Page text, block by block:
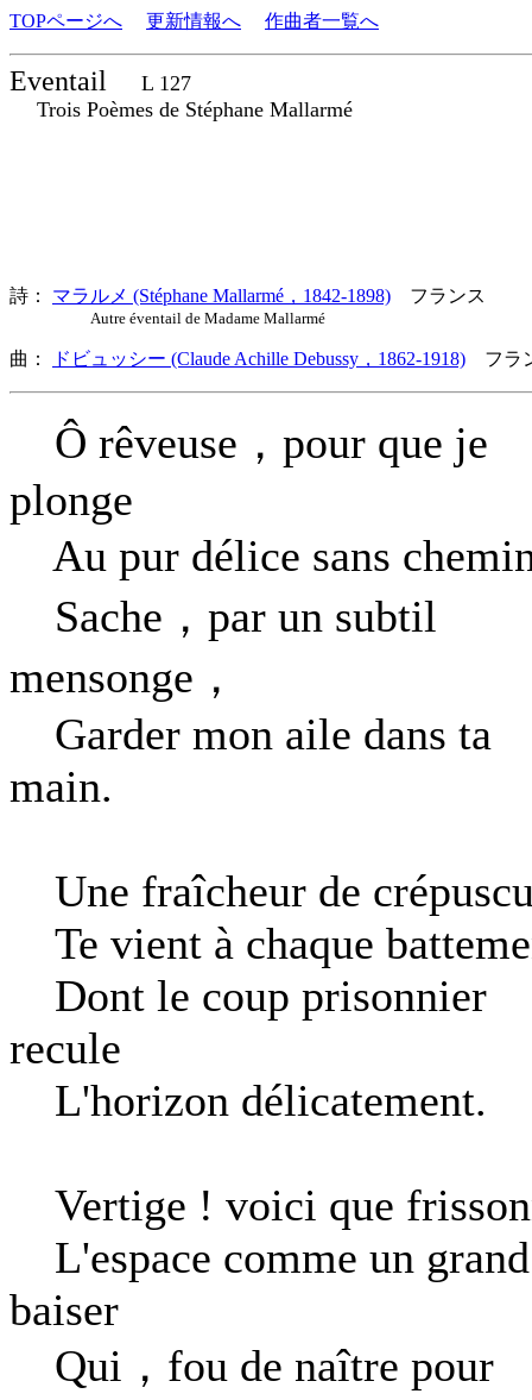
TOPページへ 更新情報へ 作曲者一覧へ
Eventail
L 127
Trois Poèmes de Stéphane Mallarmé
詩： マラルメ (Stéphane Mallarmé，1842-1898) フランス
Autre éventail de Madame Mallarmé
曲： ドビュッシー (Claude Achille Debussy，1862-1918) フラ
Ô rêveuse，pour que je
plonge
Au pur délice sans
Sache，par un subtil
mensonge，
Garder mon aile dans ta
main.
Une fraîcheur de
Te vient à chaque
Dont le coup prisonnier
recule
L'horizon délicatement.
Vertige ! voici que
L'espace comme un grand
baiser
Qui，fou de naître pour